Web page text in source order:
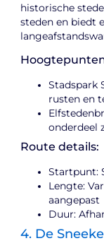
historische
steden en biedt
Stadspark
rusten en
onderdeel
Route details:
Startpunt:
Lengte:
aangepast
Duur:
4. De